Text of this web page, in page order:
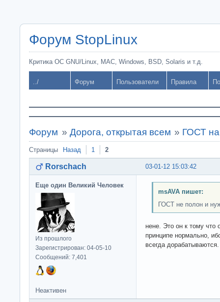
Форум StopLinux
Критика ОС GNU/Linux, MAC, Windows, BSD, Solaris и т.д.
../ Форум Пользователи Правила
Форум » Дорога, открытая всем » ГОСТ
Страницы Назад 1 2
03-01-12 15:03:42
Rorschach
Еще один Великий Человек
Из прошлого
Зарегистрирован: 04-05-10
Сообщений: 7,401
msAVA пишет:
ГОСТ не полон и
нене. Это он к тому что
принципе нормально,
всегда
Неактивен